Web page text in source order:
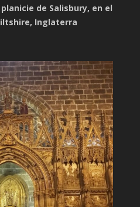
de Salisbury, en el
Inglaterra